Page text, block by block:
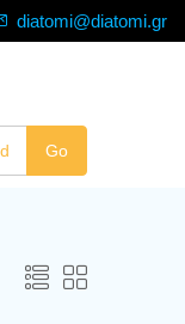
diatomi@diatomi.gr
Go